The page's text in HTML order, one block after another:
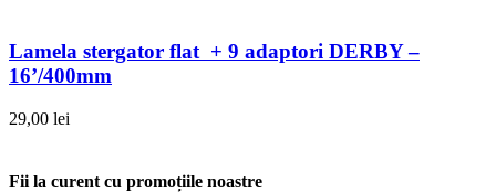
Lamela stergator flat + 9 adaptori DERBY –
16’/400mm
29,00 lei
Fii la curent cu promoțiile noastre